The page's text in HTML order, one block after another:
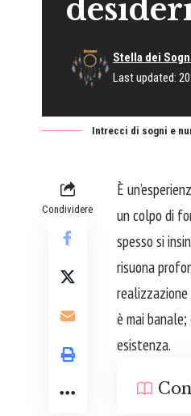
Last updated:
Stella dei
Intrecci di sogni e
Condividere
È
un colpo di
spesso si
risuona
realizzazione
è mai
esistenza.